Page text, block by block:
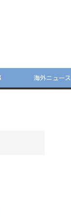
海外ニュース